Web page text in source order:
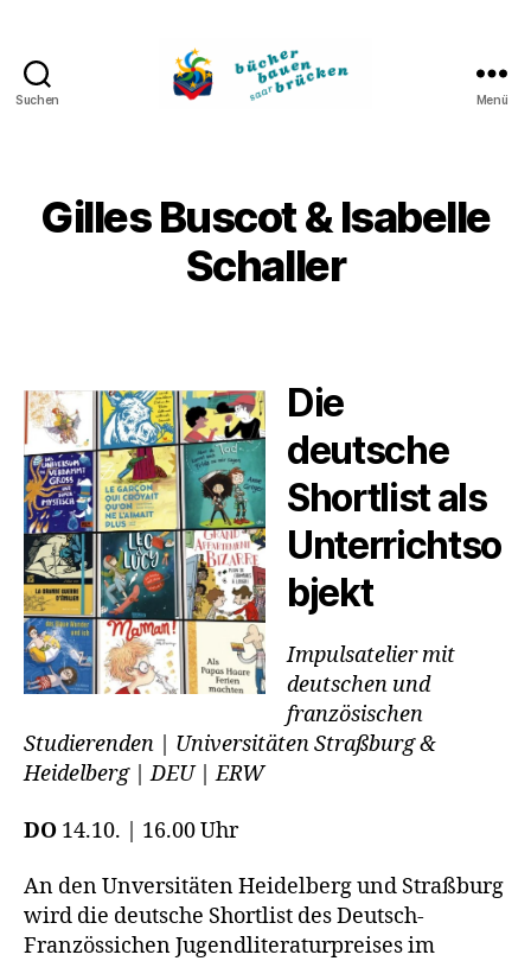
Suchen Menü
Gilles Buscot & Isabelle
Schaller
Die
deutsche
Shortlist als
Unterrichtso
bjekt
Impulsatelier mit
deutschen und
französischen
Studierenden | Universitäten Straßburg &
Heidelberg | DEU | ERW
DO 14.10. | 16.00 Uhr
An den Unversitäten Heidelberg und Straßburg
wird die deutsche Shortlist des Deutsch-
Französsichen Jugendliteraturpreises im